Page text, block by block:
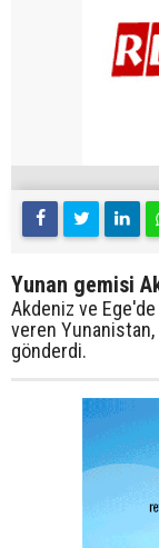
Yunan gemisi
Akdeniz ve
veren
gönderdi.